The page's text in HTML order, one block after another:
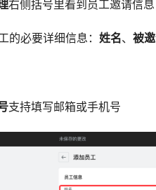
右侧括号里看到员工邀请信息
的必要详细信息： 姓名、 被
支持填写邮箱或手机号